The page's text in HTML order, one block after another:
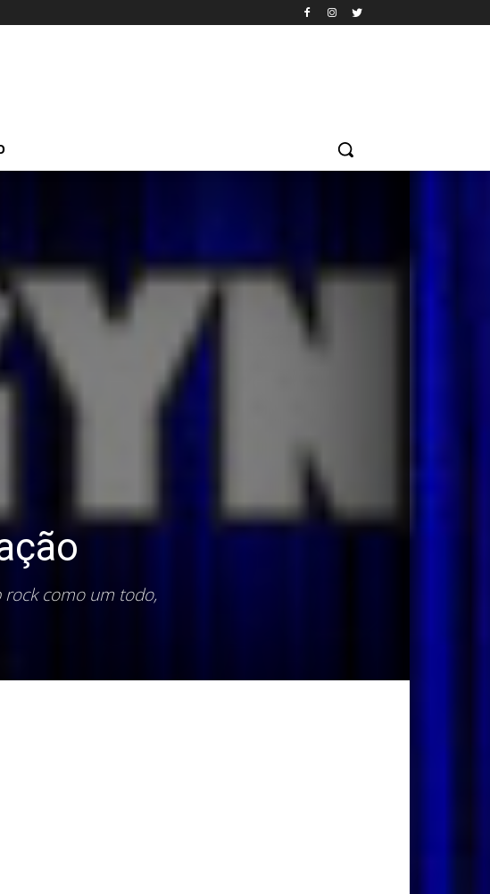
rock como um todo,